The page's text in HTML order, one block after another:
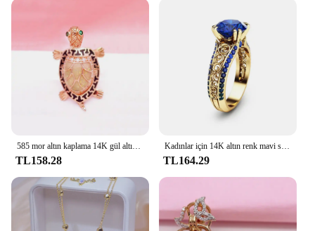
585 mor altın kaplama 14K gül altın yaratıcı yeni işık lüks kaplumbağa takı setleri kadınlar için kristaller küpe yüzük kolye
TL158.28
Kadınlar için 14K altın renk mavi safir yüzük düğün takısı elmas tarzı yüzük kırmızı taş yakut gül yüzük ücretsiz kargo
TL164.29